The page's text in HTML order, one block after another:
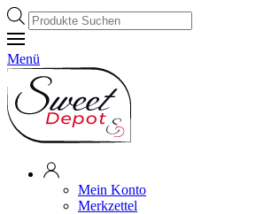
Products
search
Menü
Mein Konto
Merkzettel